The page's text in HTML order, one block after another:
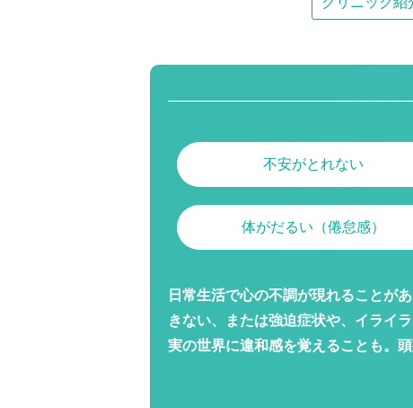
不安がとれない
体がだるい（倦怠感）
日常生活で心の不調が現れることが
きない、または強迫症状や、イライ
実の世界に違和感を覚えることも。